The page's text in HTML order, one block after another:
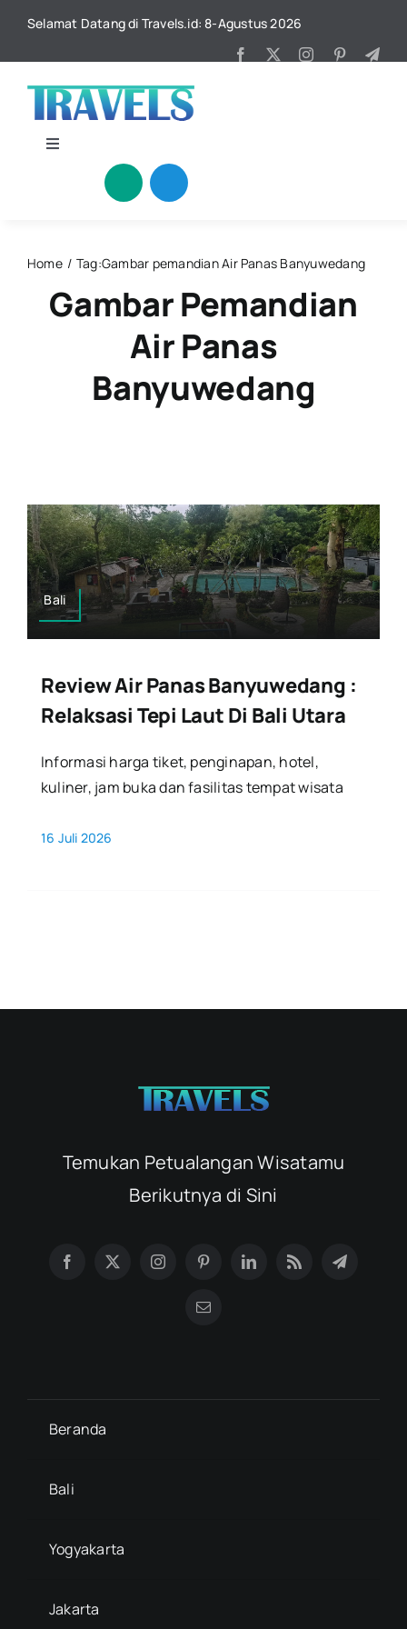
content
Selamat Datang di Travels.id: 8-Agustus 2026
Toggle
Navigation
Kuliner
Home Tag:Gambar pemandian Air Panas Banyuwedang
Gambar Pemandian
Air Panas
Banyuwedang
Bali
Review Air Panas Banyuwedang :
Relaksasi Tepi Laut Di Bali Utara
Informasi harga tiket, penginapan, hotel,
kuliner, jam buka dan fasilitas tempat wisata
16 Juli 2026
Temukan Petualangan Wisatamu
Berikutnya di Sini
Beranda
Bali
Yogyakarta
Jakarta